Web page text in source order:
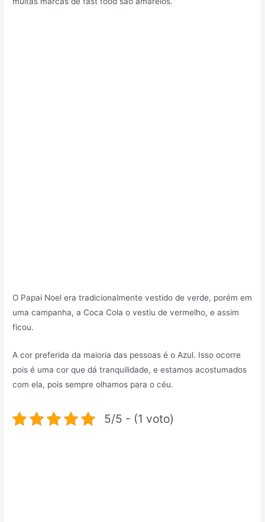
O Papai Noel era tradicionalmente vestido de verde, porém em
uma campanha, a Coca Cola o vestiu de vermelho, e assim
ficou.
A cor preferida da maioria das pessoas é o Azul. Isso ocorre
pois é uma cor que dá tranquilidade, e estamos acostumados
com ela, pois sempre olhamos para o céu.
5/5 - (1 voto)